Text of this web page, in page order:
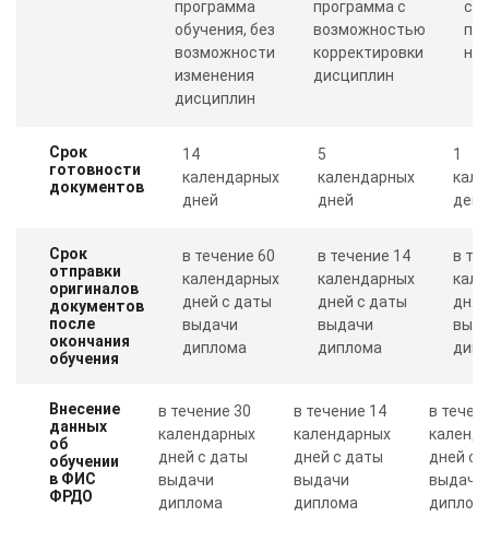
программа
обучения, без
возможности
изменения
дисциплин
программа с
возможностью
корректировки
дисциплин
Срок
готовности
документов
14
календарных
дней
5
календарных
дней
1
день
Срок
отправки
оригиналов
документов
после
окончания
обучения
в течение 60
календарных
дней с даты
выдачи
диплома
в течение 14
календарных
дней с даты
выдачи
диплома
в
дня
Внесение
данных
об
обучении
в ФИС
ФРДО
в течение 30
календарных
дней с даты
выдачи
диплома
в течение 14
календарных
дней с даты
выдачи
диплома
в
дней с
выдачи